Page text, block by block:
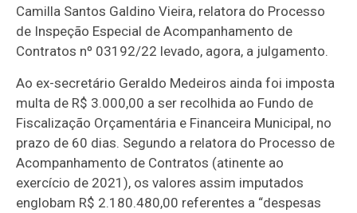
Camilla Santos Galdino Vieira, relatora do Processo
de Inspeção Especial de Acompanhamento de
Contratos nº 03192/22 levado, agora, a julgamento.
Ao ex-secretário Geraldo Medeiros ainda foi imposta
multa de R$ 3.000,00 a ser recolhida ao Fundo de
Fiscalização Orçamentária e Financeira Municipal, no
prazo de 60 dias. Segundo a relatora do Processo de
Acompanhamento de Contratos (atinente ao
exercício de 2021), os valores assim imputados
englobam R$ 2.180.480,00 referentes a “despesas